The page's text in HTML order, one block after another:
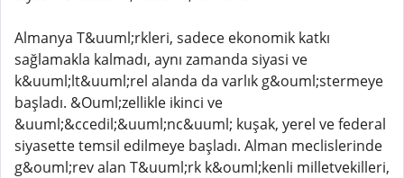
Almanya T&uuml;rkleri, sadece ekonomik katkı
sağlamakla kalmadı, aynı zamanda siyasi ve
k&uuml;lt&uuml;rel alanda da varlık g&ouml;stermeye
başladı. &Ouml;zellikle ikinci ve
&uuml;&ccedil;&uuml;nc&uuml; kuşak, yerel ve federal
siyasette temsil edilmeye başladı. Alman meclislerinde
g&ouml;rev alan T&uuml;rk k&ouml;kenli milletvekilleri,